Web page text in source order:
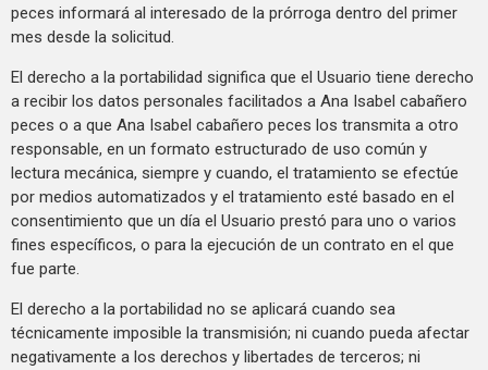
peces informará al interesado de la prórroga dentro del primer
mes desde la solicitud.
El derecho a la portabilidad significa que el Usuario tiene derecho
a recibir los datos personales facilitados a Ana Isabel cabañero
peces o a que Ana Isabel cabañero peces los transmita a otro
responsable, en un formato estructurado de uso común y
lectura mecánica, siempre y cuando, el tratamiento se efectúe
por medios automatizados y el tratamiento esté basado en el
consentimiento que un día el Usuario prestó para uno o varios
fines específicos, o para la ejecución de un contrato en el que
fue parte.
El derecho a la portabilidad no se aplicará cuando sea
técnicamente imposible la transmisión; ni cuando pueda afectar
negativamente a los derechos y libertades de terceros; ni